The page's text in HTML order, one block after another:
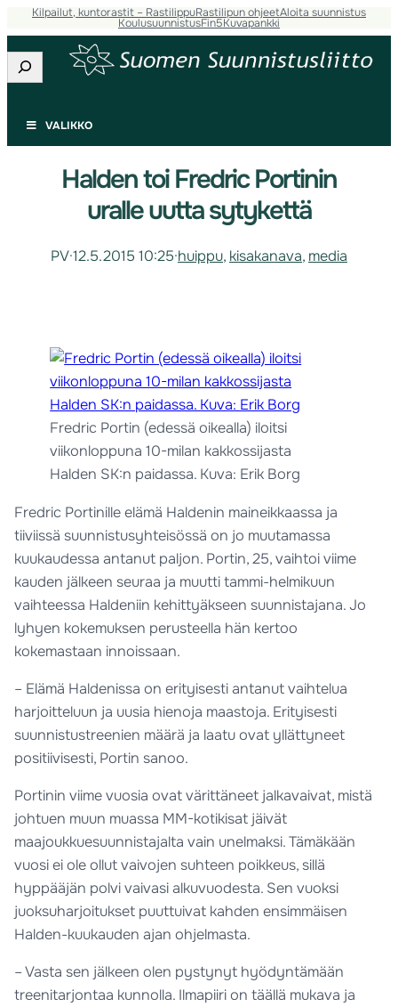
Kilpailut, kuntorastit – RastilippuRastilipun ohjeetAloita suunnistus
KoulusuunnistusFin5Kuvapankki
Etsi
VALIKKO
Halden toi Fredric Portinin
uralle uutta sytykettä
PV·12.5.2015 10:25·huippu, kisakanava, media
Fredric Portin (edessä oikealla) iloitsi
viikonloppuna 10-milan kakkossijasta
Halden SK:n paidassa. Kuva: Erik Borg
Fredric Portinille elämä Haldenin maineikkaassa ja
tiiviissä suunnistusyhteisössä on jo muutamassa
kuukaudessa antanut paljon. Portin, 25, vaihtoi viime
kauden jälkeen seuraa ja muutti tammi-helmikuun
vaihteessa Haldeniin kehittyäkseen suunnistajana. Jo
lyhyen kokemuksen perusteella hän kertoo
kokemastaan innoissaan.
– Elämä Haldenissa on erityisesti antanut vaihtelua
harjoitteluun ja uusia hienoja maastoja. Erityisesti
suunnistustreenien määrä ja laatu ovat yllättyneet
positiivisesti, Portin sanoo.
Portinin viime vuosia ovat värittäneet jalkavaivat, mistä
johtuen muun muassa MM-kotikisat jäivät
maajoukkuesuunnistajalta vain unelmaksi. Tämäkään
vuosi ei ole ollut vaivojen suhteen poikkeus, sillä
hyppääjän polvi vaivasi alkuvuodesta. Sen vuoksi
juoksuharjoitukset puuttuivat kahden ensimmäisen
Halden-kuukauden ajan ohjelmasta.
– Vasta sen jälkeen olen pystynyt hyödyntämään
treenitarjontaa kunnolla. Ilmapiiri on täällä mukava ja